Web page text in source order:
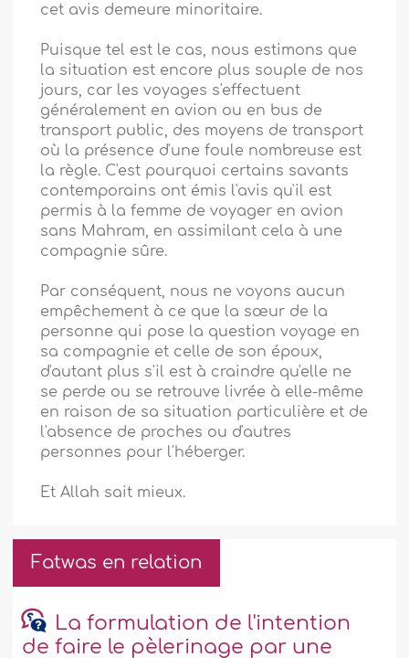
cet avis demeure minoritaire.
Puisque tel est le cas, nous estimons que
la situation est encore plus souple de nos
jours, car les voyages s'effectuent
généralement en avion ou en bus de
transport public, des moyens de transport
où la présence d'une foule nombreuse est
la règle. C'est pourquoi certains savants
contemporains ont émis l'avis qu'il est
permis à la femme de voyager en avion
sans Mahram, en assimilant cela à une
compagnie sûre.
Par conséquent, nous ne voyons aucun
empêchement à ce que la sœur de la
personne qui pose la question voyage en
sa compagnie et celle de son époux,
d'autant plus s'il est à craindre qu'elle ne
se perde ou se retrouve livrée à elle-même
en raison de sa situation particulière et de
l'absence de proches ou d'autres
personnes pour l'héberger.
Et Allah sait mieux.
Fatwas en relation
La formulation de l'intention
de faire le pèlerinage par une